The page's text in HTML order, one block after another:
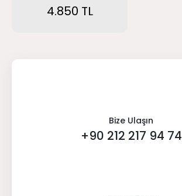
4.850 TL
Bize Ulaşın
+90 212 217 94 74